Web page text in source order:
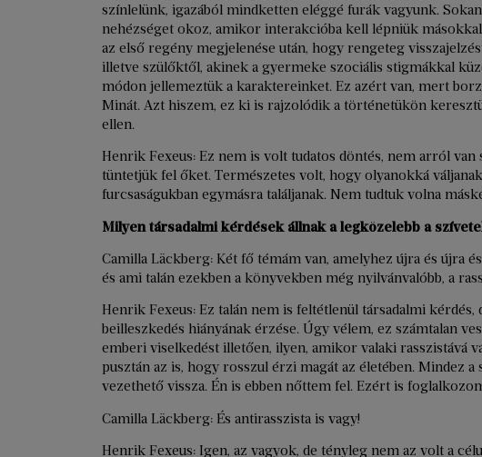
színlelünk, igazából mindketten eléggé furák vagyunk.
nehézséget okoz, amikor interakcióba kell lépniük
az első regény megjelenése után, hogy rengeteg
illetve szülőktől, akinek a gyermeke szociális stigmákkal
módon jellemeztük a karaktereinket. Ez azért van, mert
Minát. Azt hiszem, ez ki is rajzolódik a történetükön
ellen.
Henrik Fexeus: Ez nem is volt tudatos döntés, nem arról
tüntetjük fel őket. Természetes volt, hogy olyanokká
furcsaságukban egymásra találjanak. Nem tudtuk volna
Milyen társadalmi kérdések állnak a legközelebb a
Camilla Läckberg: Két fő témám van, amelyhez újra és újra
és ami talán ezekben a könyvekben még nyilvánvalóbb, a
Henrik Fexeus: Ez talán nem is feltétlenül társadalmi kérdés,
beilleszkedés hiányának érzése. Úgy vélem, ez számtalan
emberi viselkedést illetően, ilyen, amikor valaki rasszistává
pusztán az is, hogy rosszul érzi magát az életében. Mindez
vezethető vissza. Én is ebben nőttem fel. Ezért is
Camilla Läckberg: És antirasszista is vagy!
Henrik Fexeus: Igen, az vagyok, de tényleg nem az volt a